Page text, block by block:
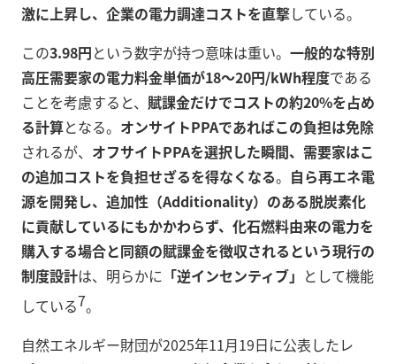
激に上昇し、企業の電力調達コストを直撃している。
この3.98円という数字が持つ意味は重い。 一般的な特別
高圧需要家の電力料金単価が18〜20円/kWh程度である
ことを考慮すると、 賦課金だけでコストの約20%を占め
る計算となる。 オンサイトPPAであればこの負担は免除
されるが、 オフサイトPPAを選択した瞬間、需要家はこ
の追加コストを負担せざるを得なくなる。 自ら再エネ電
源を開発し、追加性（Additionality）のある脱炭素化
に貢献しているにもかかわらず、化石燃料由来の電力を
購入する場合と同額の賦課金を徴収されるという現行の
制度設計は、明らかに 「逆インセンティブ」 として機能
している7。
自然エネルギー財団が2025年11月19日に公表したレ